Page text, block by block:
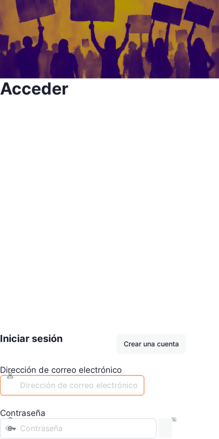
Acceder
Iniciar sesión Crear una cuenta
Dirección de correo electrónico
Contraseña